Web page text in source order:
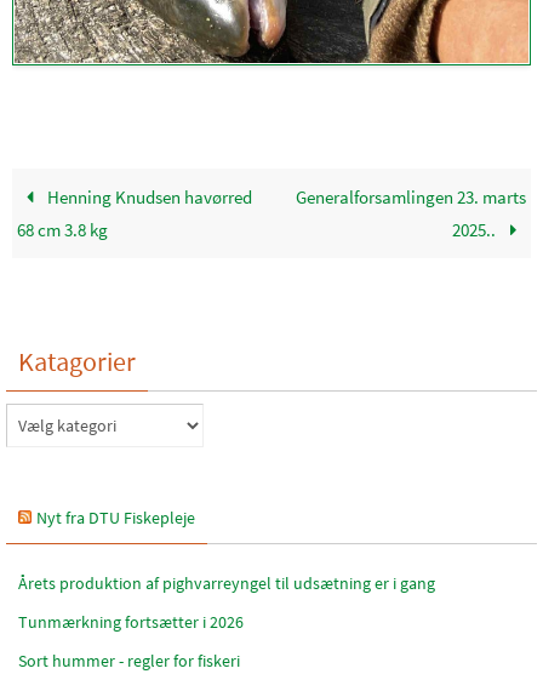
Henning Knudsen havørred
68 cm 3.8 kg
Generalforsamlingen 23. marts
2025..
Katagorier
Katagorier
Nyt fra DTU Fiskepleje
Årets produktion af pighvarreyngel til udsætning er i gang
Tunmærkning fortsætter i 2026
Sort hummer - regler for fiskeri